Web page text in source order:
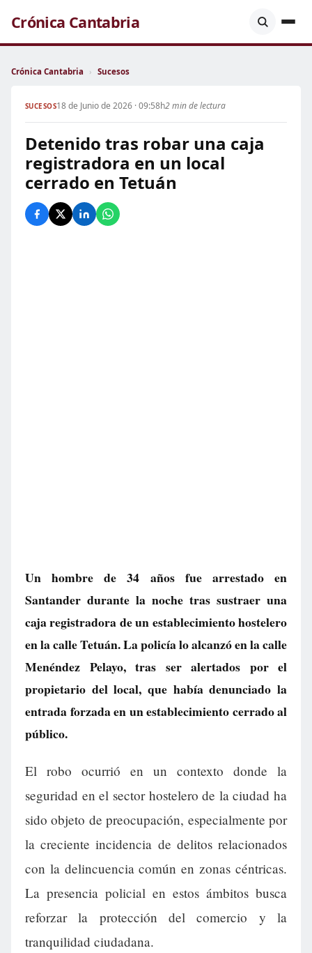
Crónica Cantabria
Crónica Cantabria › Sucesos
SUCESOS18 de Junio de 2026 · 09:58h2 min de lectura
Detenido tras robar una caja
registradora en un local
cerrado en Tetuán
Un hombre de 34 años fue arrestado en
Santander durante la noche tras sustraer una
caja registradora de un establecimiento hostelero
en la calle Tetuán. La policía lo alcanzó en la calle
Menéndez Pelayo, tras ser alertados por el
propietario del local, que había denunciado la
entrada forzada en un establecimiento cerrado al
público.
El robo ocurrió en un contexto donde la
seguridad en el sector hostelero de la ciudad ha
sido objeto de preocupación, especialmente por
la creciente incidencia de delitos relacionados
con la delincuencia común en zonas céntricas.
La presencia policial en estos ámbitos busca
reforzar la protección del comercio y la
tranquilidad ciudadana.